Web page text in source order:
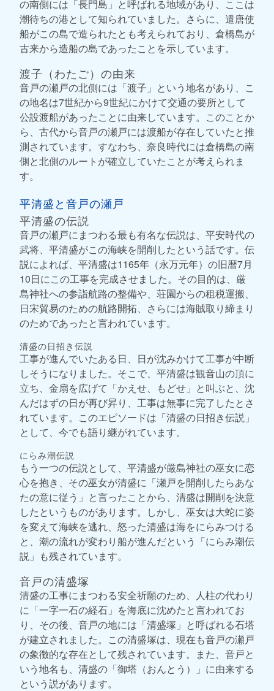
の南側には「長門島」と呼ばれる地域があり、ここは
潮待ちの港として知られていました。さらに、遣唐使
船がこの島で造られたとも考えられており、倉橋島が
古来から造船の島であったことを示しています。
渡子（わたご）の由来
音戸の瀬戸の北側には「渡子」という地名があり、こ
の地名は7世紀から9世紀にかけて交通の要所として
公設渡船があったことに由来しています。このことか
ら、古代から音戸の瀬戸には渡船が存在していたと推
測されています。すなわち、奈良時代には倉橋島の南
側と北側のルートが確立していたことが考えられま
す。
平清盛と音戸の瀬戸
平清盛の伝説
音戸の瀬戸にまつわる最も有名な伝説は、平安時代の
武将、平清盛がこの海峡を開削したという話です。伝
説によれば、平清盛は1165年（永万元年）の旧暦7月
10日にこの工事を完成させました。その目的は、厳
島神社への参詣航路の整備や、荘園からの租税運搬、
日宋貿易のための航路開拓、さらには海賊取り締まり
のためであったと言われています。
清盛の日招き伝説
工事が進んでいたある日、日が沈みかけて工事が中断
しそうになりました。そこで、平清盛は観音山の頂に
立ち、金扇を広げて「かえせ、もどせ」と叫ぶと、沈
んだはずの日が再び昇り、工事は無事に完了したとさ
れています。このエピソードは「清盛の日招き伝説」
として、今でも語り継がれています。
にらみ潮伝説
もう一つの伝説として、平清盛が厳島神社の巫女に恋
心を抱き、その巫女が清盛に「瀬戸を開削したらあな
たの意に従う」と言ったことから、清盛は開削を決意
したというものがあります。しかし、巫女は大蛇に姿
を変えて海峡を逃れ、怒った清盛は海をにらみつける
と、潮の流れが変わり船が進んだという「にらみ潮伝
説」も残されています。
音戸の清盛塚
清盛の工事にまつわる安全祈願のため、人柱の代わり
に「一字一石の経石」を海底に沈めたと言われてお
り、その後、音戸の地には「清盛塚」と呼ばれる石塔
が建立されました。この清盛塚は、現在も音戸の瀬戸
の象徴的な存在として残されています。また、音戸と
いう地名も、清盛の「御塔（おんとう）」に由来する
という説があります。